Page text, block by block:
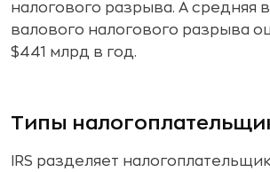
налогового разрыва. А средняя
валового налогового разрыва
$441 млрд в год.
Типы
IRS разделяет